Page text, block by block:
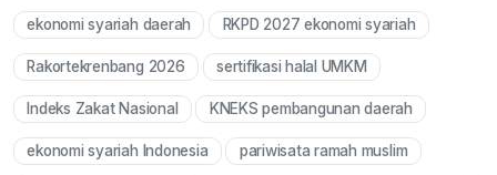
Mute
ekonomi syariah daerah RKPD 2027 ekonomi syariah
Rakortekrenbang 2026 sertifikasi halal UMKM
Indeks Zakat Nasional KNEKS pembangunan daerah
ekonomi syariah Indonesia pariwisata ramah muslim